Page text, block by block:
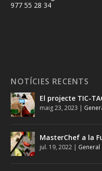
977 55 28 34
NOTÍCIES RECENTS
El projecte TIC-
maig 23, 2023 |
MasterChef a la
jul. 19, 2022 | General